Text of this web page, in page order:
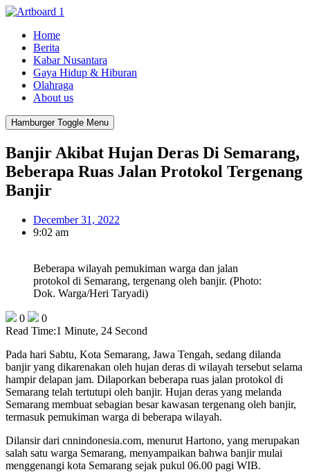
Home
Berita
Kabar Nusantara
Gaya Hidup & Hiburan
Olahraga
About us
Hamburger Toggle Menu
Banjir Akibat Hujan Deras Di Semarang,
Beberapa Ruas Jalan Protokol Tergenang
Banjir
December 31, 2022
9:02 am
Beberapa wilayah pemukiman warga dan jalan
protokol di Semarang, tergenang oleh banjir. (Photo:
Dok. Warga/Heri Taryadi)
0
0
Read Time:1 Minute, 24 Second
Pada hari Sabtu, Kota Semarang, Jawa Tengah, sedang dilanda
banjir yang dikarenakan oleh hujan deras di wilayah tersebut selama
hampir delapan jam. Dilaporkan beberapa ruas jalan protokol di
Semarang telah tertutupi oleh banjir. Hujan deras yang melanda
Semarang membuat sebagian besar kawasan tergenang oleh banjir,
termasuk pemukiman warga di beberapa wilayah.
Dilansir dari cnnindonesia.com, menurut Hartono, yang merupakan
salah satu warga Semarang, menyampaikan bahwa banjir mulai
menggenangi kota Semarang sejak pukul 06.00 pagi WIB.